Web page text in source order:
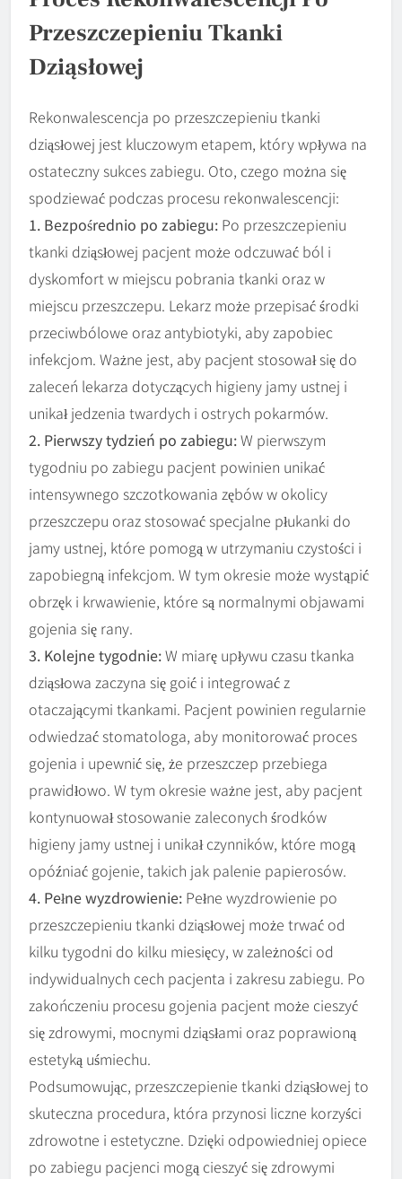
Przeszczepieniu Tkanki
Dziąsłowej
Rekonwalescencja po przeszczepieniu tkanki
dziąsłowej jest kluczowym etapem, który wpływa na
ostateczny sukces zabiegu. Oto, czego można się
spodziewać podczas procesu rekonwalescencji:
1. Bezpośrednio po zabiegu: Po przeszczepieniu
tkanki dziąsłowej pacjent może odczuwać ból i
dyskomfort w miejscu pobrania tkanki oraz w
miejscu przeszczepu. Lekarz może przepisać środki
przeciwbólowe oraz antybiotyki, aby zapobiec
infekcjom. Ważne jest, aby pacjent stosował się do
zaleceń lekarza dotyczących higieny jamy ustnej i
unikał jedzenia twardych i ostrych pokarmów.
2. Pierwszy tydzień po zabiegu:W pierwszym
tygodniu po zabiegu pacjent powinien unikać
intensywnego szczotkowania zębów w okolicy
przeszczepu oraz stosować specjalne płukanki do
jamy ustnej, które pomogą w utrzymaniu czystości i
zapobiegną infekcjom. W tym okresie może wystąpić
obrzęk i krwawienie, które są normalnymi objawami
gojenia się rany.
3. Kolejne tygodnie:W miarę upływu czasu tkanka
dziąsłowa zaczyna się goić i integrować z
otaczającymi tkankami. Pacjent powinien regularnie
odwiedzać stomatologa, aby monitorować proces
gojenia i upewnić się, że przeszczep przebiega
prawidłowo. W tym okresie ważne jest, aby pacjent
kontynuował stosowanie zaleconych środków
higieny jamy ustnej i unikał czynników, które mogą
opóźniać gojenie, takich jak palenie papierosów.
4. Pełne wyzdrowienie: Pełne wyzdrowienie po
przeszczepieniu tkanki dziąsłowej może trwać od
kilku tygodni do kilku miesięcy, w zależności od
indywidualnych cech pacjenta i zakresu zabiegu. Po
zakończeniu procesu gojenia pacjent może cieszyć
się zdrowymi, mocnymi dziąsłami oraz poprawioną
estetyką uśmiechu.
Podsumowując, przeszczepienie tkanki dziąsłowej to
skuteczna procedura, która przynosi liczne korzyści
zdrowotne i estetyczne. Dzięki odpowiedniej opiece
po zabiegu pacjenci mogą cieszyć się zdrowymi